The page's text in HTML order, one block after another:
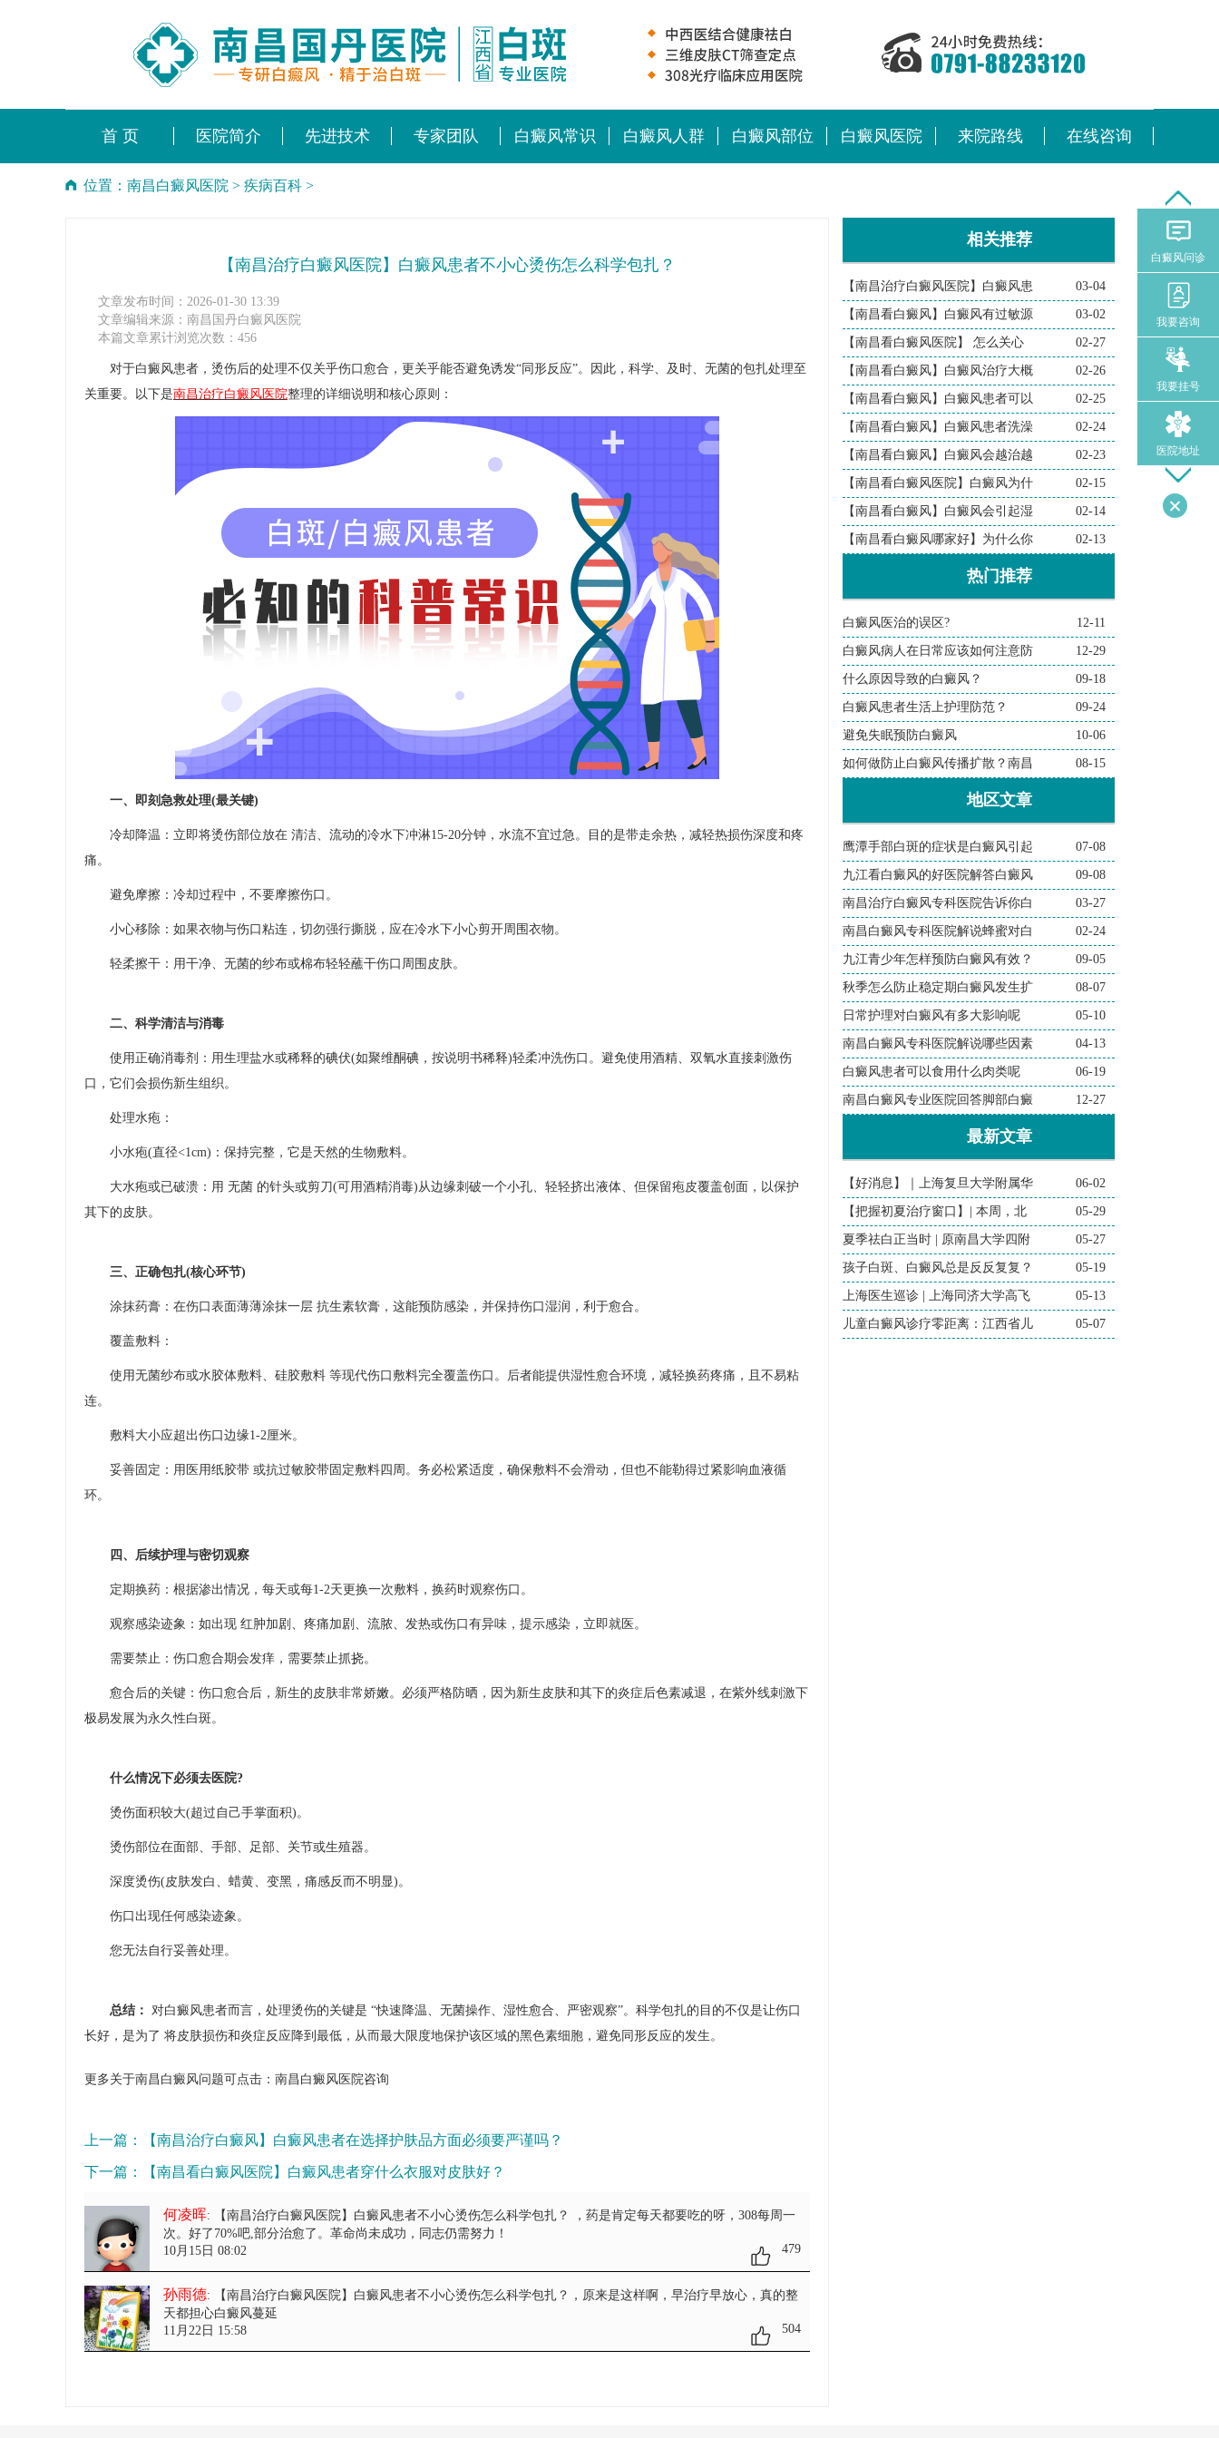
首 页 医院简介 先进技术 专家团队 白癜风常识 白癜风人群 白癜风部位 白癜风医院 来院路线 在线咨询
位置： 南昌白癜风医院 > 疾病百科 >
【南昌治疗白癜风医院】白癜风患者不小心烫伤怎么科学包扎？
文章发布时间：2026-01-30 13:39
文章编辑来源：南昌国丹白癜风医院
本篇文章累计浏览次数：456
对于白癜风患者，烫伤后的处理不仅关乎伤口愈合，更关乎能否避免诱发“同形反应”。因此，科学、及时、无菌的包扎处理至
关重要。以下是南昌治疗白癜风医院整理的详细说明和核心原则：
一、即刻急救处理(最关键)
冷却降温：立即将烫伤部位放在 清洁、流动的冷水下冲淋15-20分钟，水流不宜过急。目的是带走余热，减轻热损伤深度和疼
痛。
避免摩擦：冷却过程中，不要摩擦伤口。
小心移除：如果衣物与伤口粘连，切勿强行撕脱，应在冷水下小心剪开周围衣物。
轻柔擦干：用干净、无菌的纱布或棉布轻轻蘸干​伤口周围皮肤。
二、科学清洁与消毒
使用正确消毒剂：用生理盐水​或稀释的碘伏(如聚维酮碘，按说明书稀释)轻柔冲洗伤口。避免使用酒精、双氧水直接刺激伤
口，它们会损伤新生组织。
处理水疱：
小水疱(直径<1cm)：保持完整，它是天然的生物敷料。
大水疱或已破溃：用 无菌​ 的针头或剪刀(可用酒精消毒)从边缘刺破一个小孔、轻轻挤出液体、但保留疱皮覆盖创面，以保护
其下的皮肤。
三、正确包扎(核心环节)
涂抹药膏：在伤口表面薄薄涂抹一层 抗生素软膏，这能预防感染，并保持伤口湿润，利于愈合。
覆盖敷料：
使用无菌纱布​或水胶体敷料、硅胶敷料​ 等现代伤口敷料完全覆盖伤口。后者能提供湿性愈合环境，减轻换药疼痛，且不易粘
连。
敷料大小应超出伤口边缘1-2厘米。
妥善固定：用医用纸胶带​ 或抗过敏胶带固定敷料四周。务必松紧适度，确保敷料不会滑动，但也不能勒得过紧影响血液循
环。
四、后续护理与密切观察
定期换药：根据渗出情况，每天或每1-2天更换一次敷料，换药时观察伤口。
观察感染迹象：如出现 红肿加剧、疼痛加剧、流脓、发热​或伤口有异味，提示感染，立即就医。
需要禁止：伤口愈合期会发痒，需要禁止抓挠。
愈合后的关键：伤口愈合后，新生的皮肤非常娇嫩。必须严格防晒，因为新生皮肤和其下的炎症后色素减退，在紫外线刺激下
极易发展为永久性白斑。
什么情况下必须去医院?
烫伤面积较大(超过自己手掌面积)。
烫伤部位在面部、手部、足部、关节或生殖器。
深度烫伤(皮肤发白、蜡黄、变黑，痛感反而不明显)。
伤口出现任何感染迹象。
您无法自行妥善处理。
总结：​ 对白癜风患者而言，处理烫伤的关键是 “快速降温、无菌操作、湿性愈合、严密观察”。科学包扎的目的不仅是让伤口
长好，是为了 将皮肤损伤和炎症反应降到最低，从而最大限度地保护该区域的黑色素细胞，避免同形反应的发生。​
更多关于南昌白癜风问题可点击： 南昌白癜风医院咨询
上一篇： 【南昌治疗白癜风】白癜风患者在选择护肤品方面必须要严谨吗？
下一篇： 【南昌看白癜风医院】白癜风患者穿什么衣服对皮肤好？
何凌晖: 【南昌治疗白癜风医院】白癜风患者不小心烫伤怎么科学包扎？
，药是肯定每天都要吃的呀，308每周一
次。好了70%吧,部分治愈了。革命尚未成功，同志仍需努力！
10月15日 08:02
479
孙雨德: 【南昌治疗白癜风医院】白癜风患者不小心烫伤怎么科学包扎？ ，原来是这样啊，早治疗早放心，真的整
天都担心白癜风蔓延
11月22日 15:58
504
相关推荐
【南昌治疗白癜风医院】白癜风患 03-04
【南昌看白癜风】白癜风有过敏源 03-02
【南昌看白癜风医院】 怎么关心 02-27
【南昌看白癜风】白癜风治疗大概 02-26
【南昌看白癜风】白癜风患者可以 02-25
【南昌看白癜风】白癜风患者洗澡 02-24
【南昌看白癜风】白癜风会越治越 02-23
【南昌看白癜风医院】白癜风为什 02-15
【南昌看白癜风】白癜风会引起湿 02-14
【南昌看白癜风哪家好】为什么你 02-13
热门推荐
白癜风医治的误区? 12-11
白癜风病人在日常应该如何注意防 12-29
什么原因导致的白癜风？ 09-18
白癜风患者生活上护理防范？ 09-24
避免失眠预防白癜风 10-06
如何做防止白癜风传播扩散？南昌 08-15
地区文章
鹰潭手部白斑的症状是白癜风引起 07-08
九江看白癜风的好医院解答白癜风 09-08
南昌治疗白癜风专科医院告诉你白 03-27
南昌白癜风专科医院解说蜂蜜对白 02-24
九江青少年怎样预防白癜风有效？ 09-05
秋季怎么防止稳定期白癜风发生扩 08-07
日常护理对白癜风有多大影响呢 05-10
南昌白癜风专科医院解说哪些因素 04-13
白癜风患者可以食用什么肉类呢 06-19
南昌白癜风专业医院回答脚部白癜 12-27
最新文章
【好消息】｜上海复旦大学附属华 06-02
【把握初夏治疗窗口】| 本周，北 05-29
夏季祛白正当时 | 原南昌大学四附 05-27
孩子白斑、白癜风总是反反复复？ 05-19
上海医生巡诊 | 上海同济大学高飞 05-13
儿童白癜风诊疗零距离：江西省儿 05-07
白癜风问诊
我要咨询
我要挂号
医院地址
导医问诊